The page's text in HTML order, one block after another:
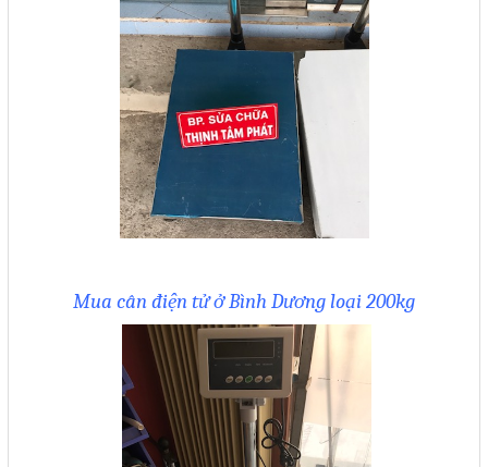
Mua cân điện tử ở Bình Dương loại 200kg
Sửa motor - Quấn motor
Sửa Cân Điện Tử
Lập trình PLC
Lập trình màn hình HMI
Lập trình hệ thống Scada
Lập trình hệ thống Servo
Crack password PLC
Lấy Chương Trình HMI
Thông tin hữu ích
Hình ảnh sửa chữa